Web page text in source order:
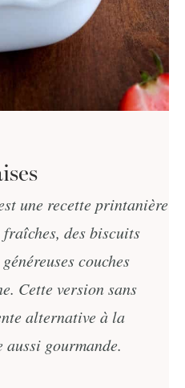
une recette printanière
des biscuits
couches
Cette version sans
alternative à la
gourmande.